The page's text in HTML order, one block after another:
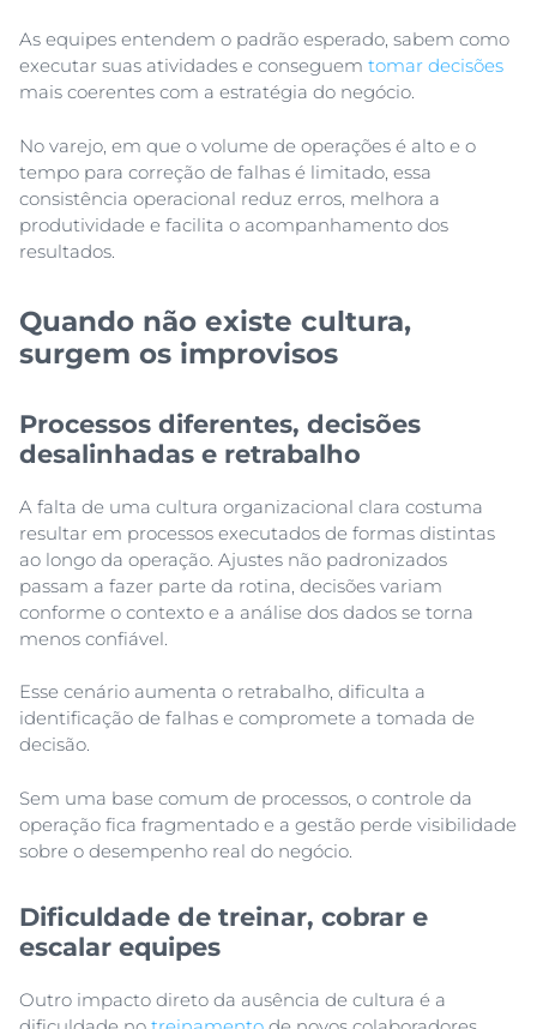
As equipes entendem o padrão esperado, sabem como
executar suas atividades e conseguem tomar decisões
mais coerentes com a estratégia do negócio.
No varejo, em que o volume de operações é alto e o
tempo para correção de falhas é limitado, essa
consistência operacional reduz erros, melhora a
produtividade e facilita o acompanhamento dos
resultados.
Quando não existe cultura,
surgem os improvisos
Processos diferentes, decisões
desalinhadas e retrabalho
A falta de uma cultura organizacional clara costuma
resultar em processos executados de formas distintas
ao longo da operação. Ajustes não padronizados
passam a fazer parte da rotina, decisões variam
conforme o contexto e a análise dos dados se torna
menos confiável.
Esse cenário aumenta o retrabalho, dificulta a
identificação de falhas e compromete a tomada de
decisão.
Sem uma base comum de processos, o controle da
operação fica fragmentado e a gestão perde visibilidade
sobre o desempenho real do negócio.
Dificuldade de treinar, cobrar e
escalar equipes
Outro impacto direto da ausência de cultura é a